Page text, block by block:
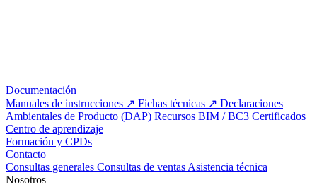
Documentación
Manuales de instrucciones
Fichas técnicas
Declaraciones
Ambientales de Producto (DAP) Recursos BIM / BC3 Certificados
Centro de aprendizaje
Formación y CPDs
Contacto
Consultas generales Consultas de ventas Asistencia técnica
Nosotros